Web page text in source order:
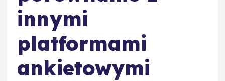
innymi
platformami
ankietowymi